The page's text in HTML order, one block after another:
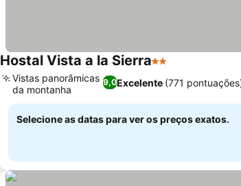
Hostal Vista a la Sierra2 Estrelas
9,0Excelente (771
Vistas panorâmicas
da montanha
Selecione as datas para ver os preços exatos.